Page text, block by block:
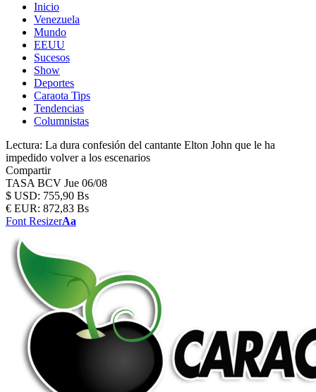
Inicio
Venezuela
Mundo
EEUU
Sucesos
Show
Deportes
Caraota Tips
Tendencias
Columnistas
Lectura: La dura confesión del cantante Elton John que le ha
impedido volver a los escenarios
Compartir
TASA BCV Jue 06/08
$ USD: 755,90 Bs
€ EUR: 872,83 Bs
Font ResizerAa